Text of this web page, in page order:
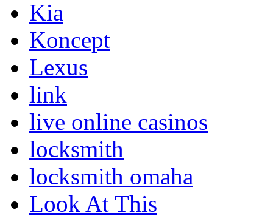
Kia
Koncept
Lexus
link
live online casinos
locksmith
locksmith omaha
Look At This